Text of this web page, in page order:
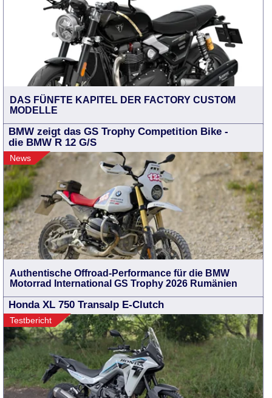
DAS FÜNFTE KAPITEL DER FACTORY CUSTOM
MODELLE
BMW zeigt das GS Trophy Competition Bike -
die BMW R 12 G/S
News
Authentische Offroad-Performance für die BMW
Motorrad International GS Trophy 2026 Rumänien
Honda XL 750 Transalp E-Clutch
Testbericht